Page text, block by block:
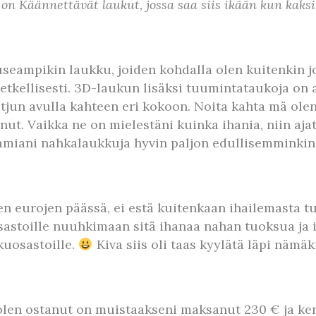
Käännettävät laukut, jossa saa siis ikään kun
laukku, joiden kohdalla olen kuitenkin
3D-laukun lisäksi tuumintataukoja on
avulla kahteen eri kokoon. Noita kahta mä
Vaikka ne on mielestäni kuinka ihania, niin
nahkalaukkuja hyvin paljon
eurojen päässä, ei estä kuitenkaan ihailemasta
nuuhkimaan sitä ihanaa nahan tuoksua ja
Kiva siis oli taas kyylätä läpi
ostanut on muistaakseni maksanut 230 € ja